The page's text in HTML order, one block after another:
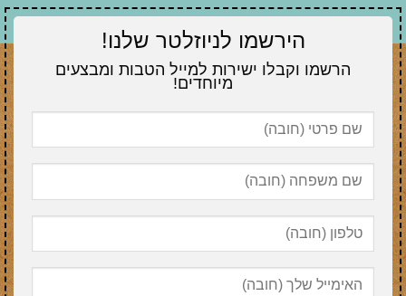
הירשמו לניוזלטר שלנו!
הרשמו וקבלו ישירות למייל הטבות ומבצעים
מיוחדים!